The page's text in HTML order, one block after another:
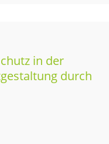
in der
durch